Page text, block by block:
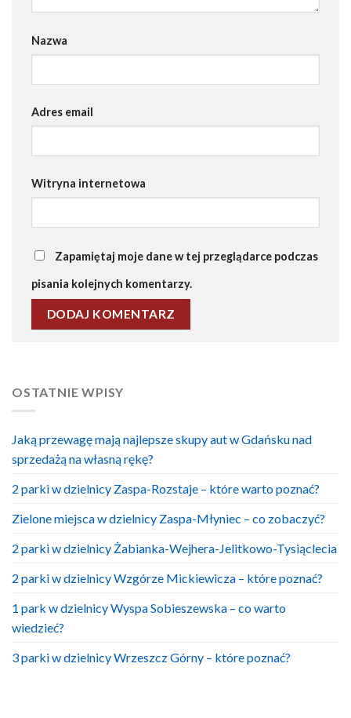
Nazwa
Adres email
Witryna internetowa
Zapamiętaj moje dane w tej przeglądarce podczas
pisania kolejnych komentarzy.
OSTATNIE WPISY
Jaką przewagę mają najlepsze skupy aut w Gdańsku nad
sprzedażą na własną rękę?
2 parki w dzielnicy Zaspa-Rozstaje – które warto poznać?
Zielone miejsca w dzielnicy Zaspa-Młyniec – co zobaczyć?
2 parki w dzielnicy Żabianka-Wejhera-Jelitkowo-Tysiąclecia
2 parki w dzielnicy Wzgórze Mickiewicza – które poznać?
1 park w dzielnicy Wyspa Sobieszewska – co warto
wiedzieć?
3 parki w dzielnicy Wrzeszcz Górny – które poznać?